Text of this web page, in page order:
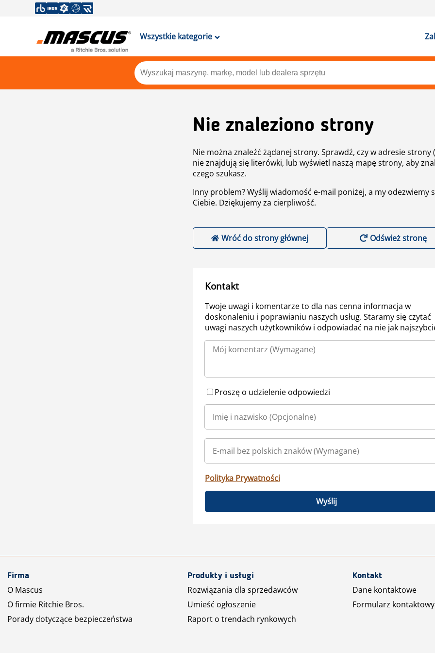
Wszystkie kategorie
Nie znaleziono strony
Nie można znaleźć żądanej strony. Sprawdź, czy w adresie strony
nie znajdują się literówki, lub wyświetl naszą mapę strony, aby
czego szukasz.
Inny problem? Wyślij wiadomość e-mail poniżej, a my odezwiemy
Ciebie. Dziękujemy za cierpliwość.
Wróć do strony głównej Odśwież stronę
Kontakt
Twoje uwagi i komentarze to dla nas cenna informacja w
doskonaleniu i poprawianiu naszych usług. Staramy się czytać
uwagi naszych użytkowników i odpowiadać na nie jak
Proszę o udzielenie odpowiedzi
Polityka Prywatności
Wyślij
Firma
O Mascus
O firmie Ritchie Bros.
Porady dotyczące bezpieczeństwa
Produkty i usługi
Rozwiązania dla sprzedawców
Umieść ogłoszenie
Raport o trendach rynkowych
Kontakt
Dane kontaktowe
Formularz kontaktowy